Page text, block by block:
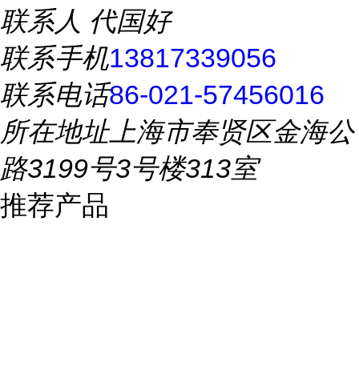
联系人 代国好
联系手机13817339056
联系电话86-021-57456016
所在地址上海市奉贤区金海公
路3199号3号楼313室
推荐产品